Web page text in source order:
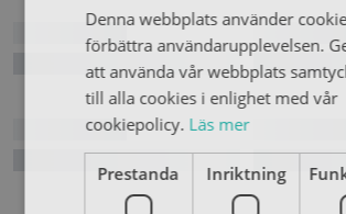
Denna webbplats använder
förbättra användarupplevelsen.
att använda vår webbplats
till alla cookies i enlighet med vår
cookiepolicy. Läs mer
Prestanda Inriktning